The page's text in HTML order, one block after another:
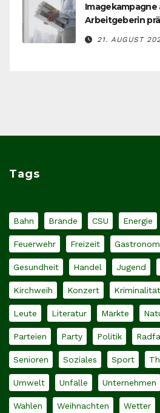
Imagekampagne
Arbeitgeberin
21. AUGUST
Tags
Bahn Brände CSU Energie
Feuerwehr Freizeit
Gesundheit Handel Jugend
Kirchweih Konzert Kriminalität
Leute Literatur Märkte
Parteien Party Politik
Senioren Soziales Sport
Umwelt Unfälle Unternehmen
Wahlen Weihnachten Wetter